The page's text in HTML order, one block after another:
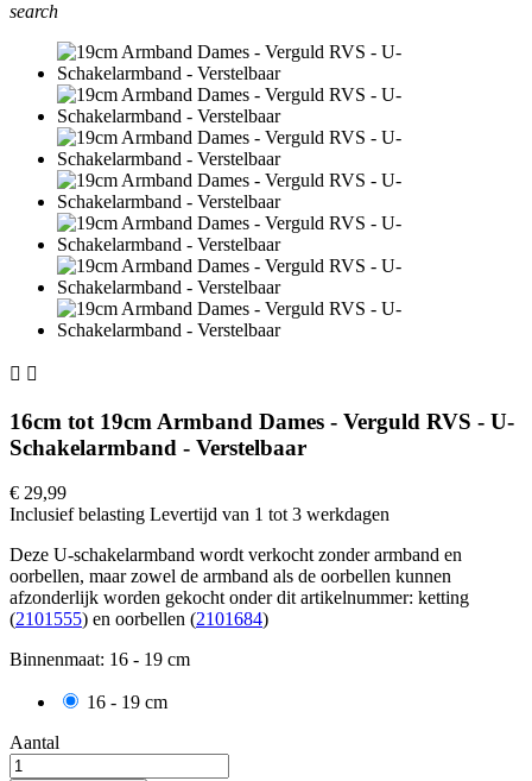
search
 
16cm tot 19cm Armband Dames - Verguld RVS - U-
Schakelarmband - Verstelbaar
€ 29,99
Inclusief belasting Levertijd van 1 tot 3 werkdagen
Deze U-schakelarmband wordt verkocht zonder armband en
oorbellen, maar zowel de armband als de oorbellen kunnen
afzonderlijk worden gekocht onder dit artikelnummer: ketting
(2101555) en oorbellen (2101684)
Binnenmaat: 16 - 19 cm
16 - 19 cm
Aantal